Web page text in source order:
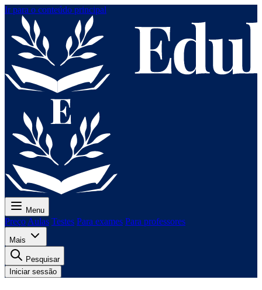
Ir para o conteúdo principal
Menu
Preço Aulas Testes Para exames Para professores
Mais
Pesquisar
Iniciar sessão